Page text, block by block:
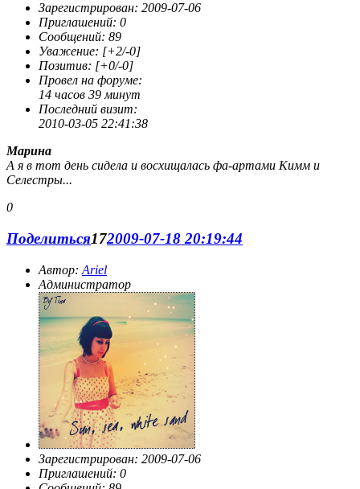
Зарегистрирован: 2009-07-06
Приглашений: 0
Сообщений: 89
Уважение: [+2/-0]
Позитив: [+0/-0]
Провел на форуме:
14 часов 39 минут
Последний визит:
2010-03-05 22:41:38
Марина
А я в тот день сидела и восхищалась фа-артами Кимм и
Селестры...
0
Поделиться172009-07-18 20:19:44
Автор: Ariel
Администратор
Зарегистрирован: 2009-07-06
Приглашений: 0